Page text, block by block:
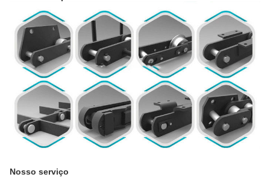
Nosso serviço